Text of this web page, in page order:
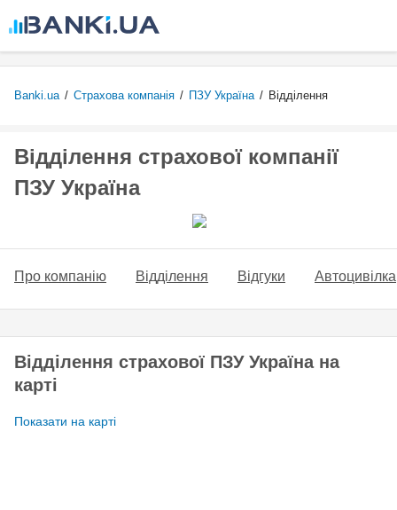
до
основного
вмісту
Banki.ua / Страхова компанія / ПЗУ Україна / Відділення
Відділення страхової компанії
ПЗУ Україна
Про компанію Відділення Відгуки Автоцивілка
Відділення страхової ПЗУ Україна на
карті
Показати на карті